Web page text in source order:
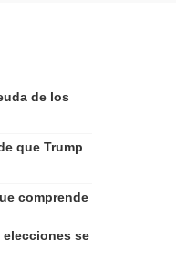
de los
que Trump
comprende
se